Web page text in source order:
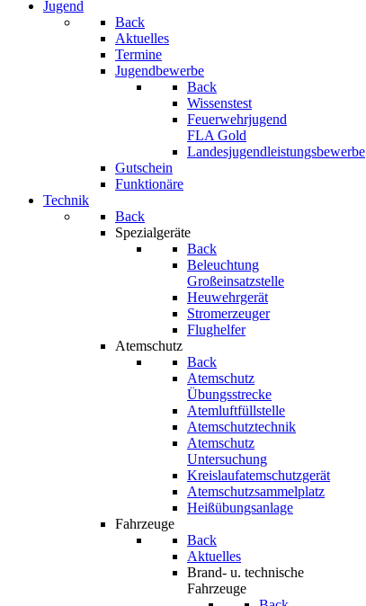
Jugend
Back
Aktuelles
Termine
Jugendbewerbe
Back
Wissenstest
Feuerwehrjugend
FLA Gold
Landesjugendleistungsbewerbe
Gutschein
Funktionäre
Technik
Back
Spezialgeräte
Back
Beleuchtung
Großeinsatzstelle
Heuwehrgerät
Stromerzeuger
Flughelfer
Atemschutz
Back
Atemschutz
Übungsstrecke
Atemluftfüllstelle
Atemschutztechnik
Atemschutz
Untersuchung
Kreislaufatemschutzgerät
Atemschutzsammelplatz
Heißübungsanlage
Fahrzeuge
Back
Aktuelles
Brand- u. technische
Fahrzeuge